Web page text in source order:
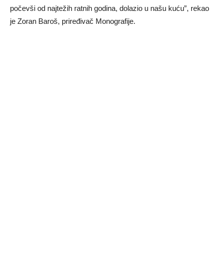
počevši od najtežih ratnih godina, dolazio u našu kuću”, rekao
je Zoran Baroš, priređivač Monografije.